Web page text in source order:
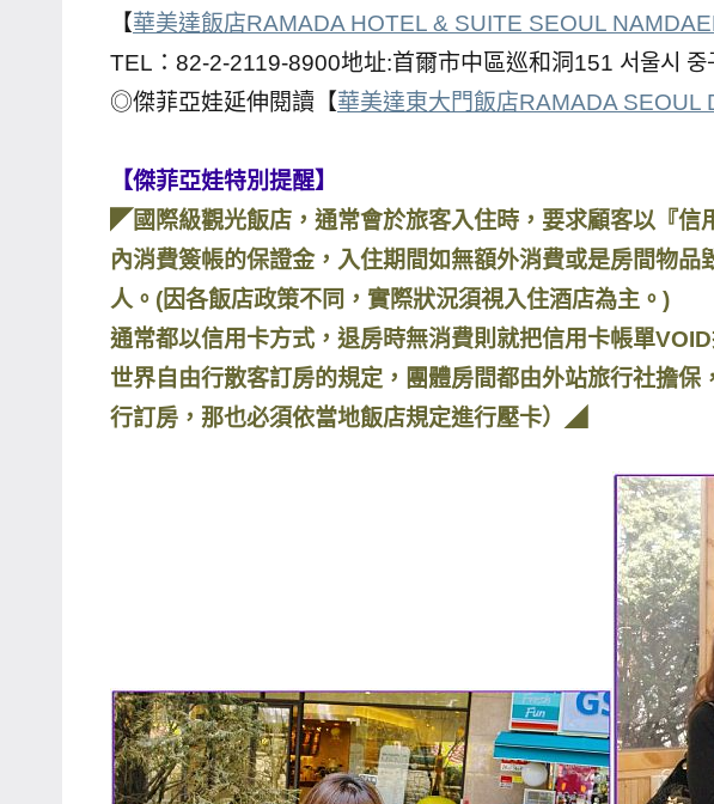
活
持、
校
企
業
座、
部
落
客
光
局
合
【華美達飯店RAMADA HOTEL & SUITE SEOUL
TEL：82-2-2119-8900地址:首爾市中區巡和洞151 서울시 중
◎傑菲亞娃延伸閱讀【華美達東大門飯店RAMADA SEOUL
【傑菲亞娃特別提醒】
◤國際級觀光飯店，通常會於旅客入住時，要求顧客以『信
內消費簽帳的保證金，入住期間如無額外消費或是房間物
人。(因各飯店政策不同，實際狀況須視入住酒店為主。)
通常都以信用卡方式，退房時無消費則就把信用卡帳單
世界自由行散客訂房的規定，團體房間都由外站旅行社擔保
行訂房，那也必須依當地飯店規定進行壓卡）◢